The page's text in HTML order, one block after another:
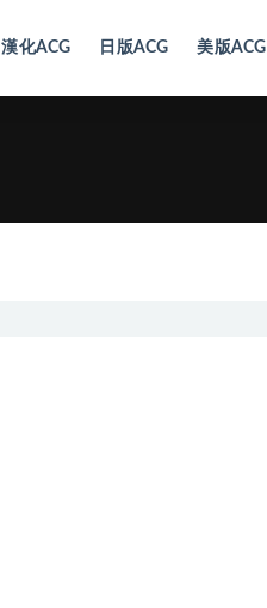
漢化ACG 日版ACG 美版ACG